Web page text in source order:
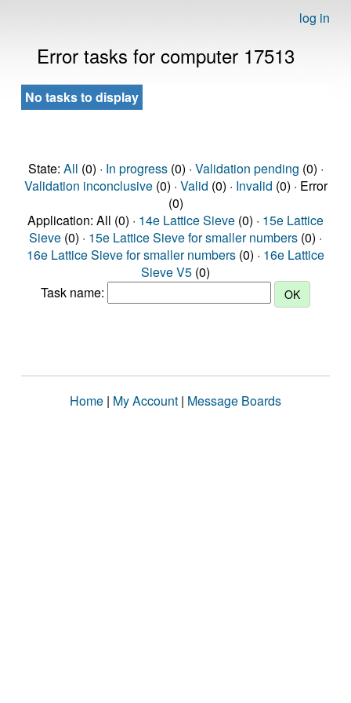
log in
Error tasks for computer 17513
No tasks to display
State: All (0) · In progress(0) · Validation pending (0) ·
Validation inconclusive(0) · Valid (0) · Invalid (0) · Error
(0)
Application: All (0) · 14e Lattice Sieve (0) · 15e Lattice
Sieve (0) · 15e Lattice Sieve for smaller numbers (0) ·
16e Lattice Sieve for smaller numbers (0) · 16e Lattice
Sieve V5 (0)
Task name:
Home | My Account | Message Boards